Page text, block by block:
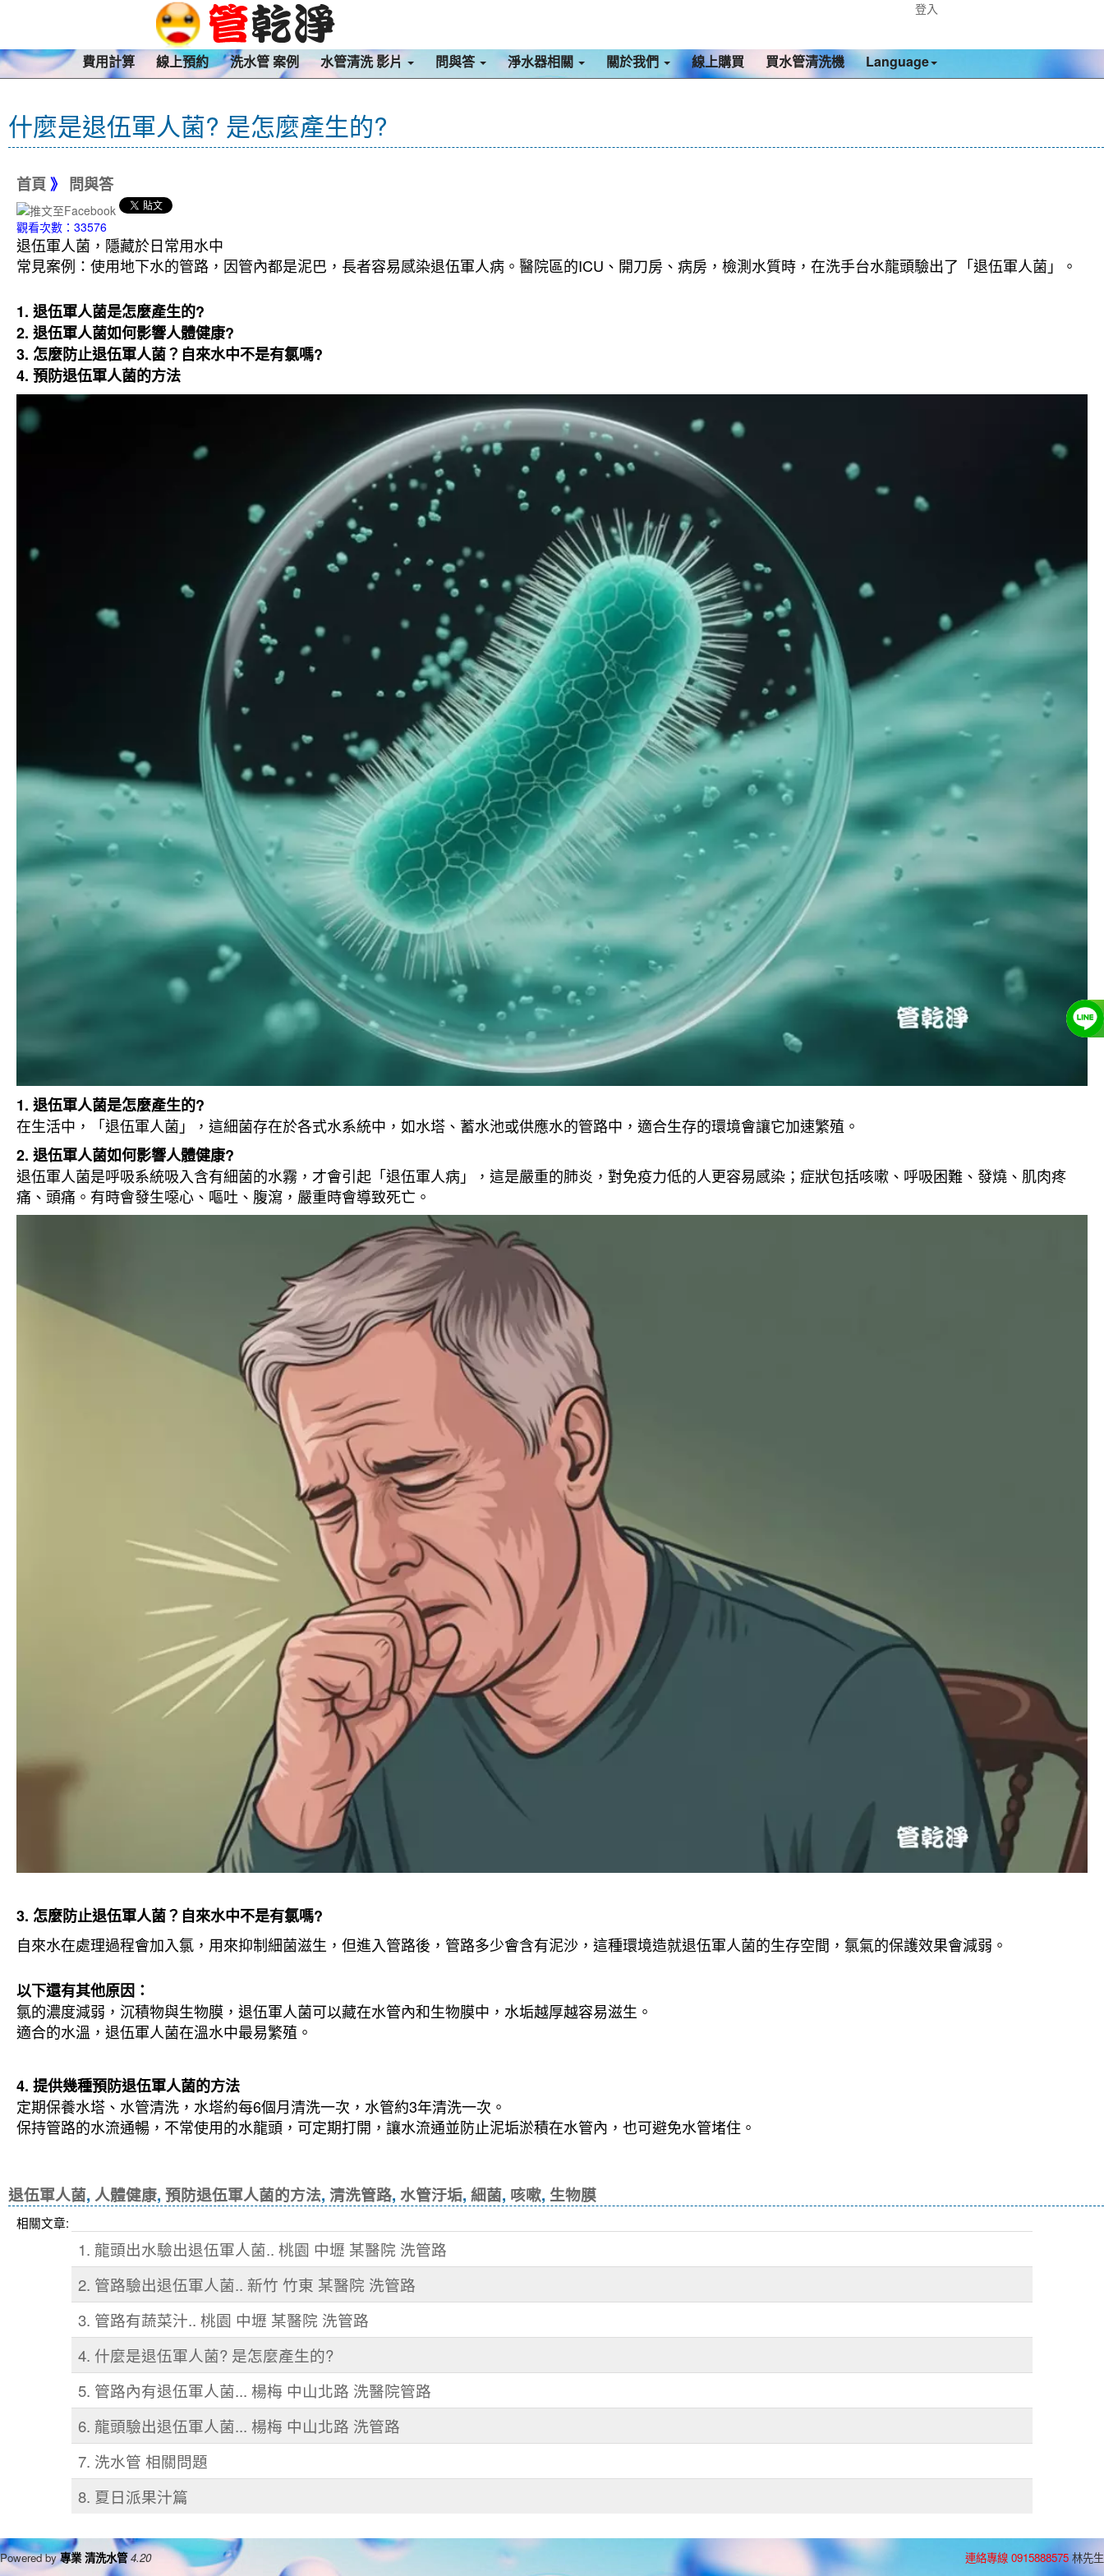
登入
費用計算 線上預約 洗水管 案例 水管清洗 影片 問與答 淨水器相關 關於我們 線上購買 買水管清洗機 Language
什麼是退伍軍人菌? 是怎麼產生的?
首頁 》 問與答
觀看次數：33576
退伍軍人菌，隱藏於日常用水中
常見案例：使用地下水的管路，因管內都是泥巴，長者容易感染退伍軍人病。醫院區的ICU、開刀房、病房，檢測水質時，在洗手台水龍頭驗出了「退伍軍人菌」。
1. 退伍軍人菌是怎麼產生的?
2. 退伍軍人菌如何影響人體健康?
3. 怎麼防止退伍軍人菌？自來水中不是有氯嗎?
4. 預防退伍軍人菌的方法
1. 退伍軍人菌是怎麼產生的?
在生活中，「退伍軍人菌」，這細菌存在於各式水系統中，如水塔、蓄水池或供應水的管路中，適合生存的環境會讓它加速繁殖。
2. 退伍軍人菌如何影響人體健康?
退伍軍人菌是呼吸系統吸入含有細菌的水霧，才會引起「退伍軍人病」，這是嚴重的肺炎，對免疫力低的人更容易感染；症狀包括咳嗽、呼吸困難、發燒、肌肉疼
痛、頭痛。有時會發生噁心、嘔吐、腹瀉，嚴重時會導致死亡。
3. 怎麼防止退伍軍人菌？自來水中不是有氯嗎?
自來水在處理過程會加入氯，用來抑制細菌滋生，但進入管路後，管路多少會含有泥沙，這種環境造就退伍軍人菌的生存空間，氯氣的保護效果會減弱。
以下還有其他原因：
氯的濃度減弱，沉積物與生物膜，退伍軍人菌可以藏在水管內和生物膜中，水垢越厚越容易滋生。
適合的水溫，退伍軍人菌在溫水中最易繁殖。
4. 提供幾種預防退伍軍人菌的方法
定期保養水塔、水管清洗，水塔約每6個月清洗一次，水管約3年清洗一次。
保持管路的水流通暢，不常使用的水龍頭，可定期打開，讓水流通並防止泥垢淤積在水管內，也可避免水管堵住。
退伍軍人菌, 人體健康, 預防退伍軍人菌的方法, 清洗管路, 水管汙垢, 細菌, 咳嗽, 生物膜
相關文章:
1. 龍頭出水驗出退伍軍人菌.. 桃園 中壢 某醫院 洗管路
2. 管路驗出退伍軍人菌.. 新竹 竹東 某醫院 洗管路
3. 管路有蔬菜汁.. 桃園 中壢 某醫院 洗管路
4. 什麼是退伍軍人菌? 是怎麼產生的?
5. 管路內有退伍軍人菌... 楊梅 中山北路 洗醫院管路
6. 龍頭驗出退伍軍人菌... 楊梅 中山北路 洗管路
7. 洗水管 相關問題
8. 夏日派果汁篇
連絡專線 0915888575 林先生
Powered by專業 清洗水管 4.20